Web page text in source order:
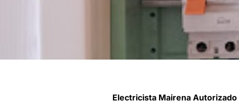
Electricista Mairena Autorizado